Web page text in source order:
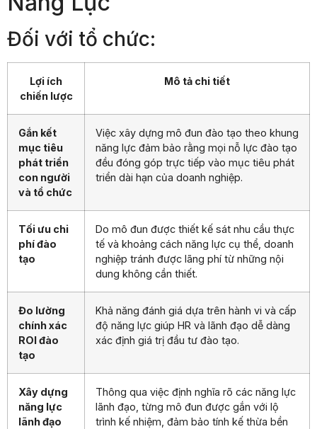
Đối với tổ chức:
Lợi ích
chiến lược
Mô tả chi tiết
Gắn kết
mục tiêu
phát triển
con người
và tổ chức
Việc xây dựng mô đun đào tạo theo khung
năng lực đảm bảo rằng mọi nỗ lực đào tạo
đều đóng góp trực tiếp vào mục tiêu phát
triển dài hạn của doanh nghiệp.
Tối ưu chi
phí đào
tạo
Do mô đun được thiết kế sát nhu cầu thực
tế và khoảng cách năng lực cụ thể, doanh
nghiệp tránh được lãng phí từ những nội
dung không cần thiết.
Đo lường
chính xác
ROI đào
tạo
Khả năng đánh giá dựa trên hành vi và cấp
độ năng lực giúp HR và lãnh đạo dễ dàng
xác định giá trị đầu tư đào tạo.
Xây dựng
năng lực
lãnh đạo
Thông qua việc định nghĩa rõ các năng lực
lãnh đạo, từng mô đun được gắn với lộ
trình kế nhiệm, đảm bảo tính kế thừa bền